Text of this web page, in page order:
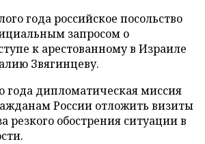
года российское посольство
запросом о
к арестованному в Израиле
Звягинцеву.
года дипломатическая миссия
России отложить визиты
резкого обострения ситуации в